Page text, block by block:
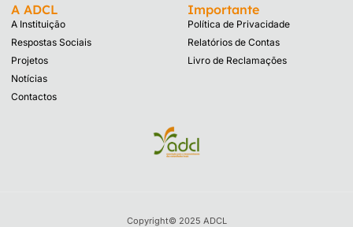
A ADCL
A Instituição
Respostas Sociais
Projetos
Notícias
Contactos
Importante
Política de Privacidade
Relatórios de Contas
Livro de Reclamações
Copyright© 2025 ADCL